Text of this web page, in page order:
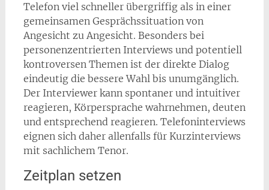
Telefon viel schneller übergriffig als in einer
gemeinsamen Gesprächssituation von
Angesicht zu Angesicht. Besonders bei
personenzentrierten Interviews und potentiell
kontroversen Themen ist der direkte Dialog
eindeutig die bessere Wahl bis unumgänglich.
Der Interviewer kann spontaner und intuitiver
reagieren, Körpersprache wahrnehmen, deuten
und entsprechend reagieren. Telefoninterviews
eignen sich daher allenfalls für Kurzinterviews
mit sachlichem Tenor.
Zeitplan setzen